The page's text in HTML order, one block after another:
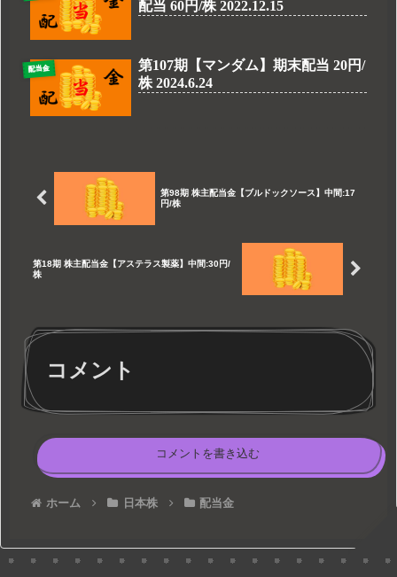
配当 60円/株 2022.12.15
配当金
第107期【マンダム】期末配当 20円/
株 2024.6.24
第98期 株主配当金【ブルドックソース】中間:17
円/株
第18期 株主配当金【アステラス製薬】中間:30円/
株
コメント
コメントを書き込む
ホーム 日本株 配当金